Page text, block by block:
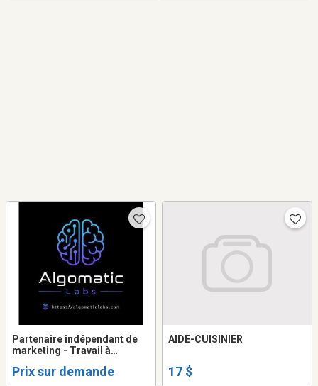
Partenaire indépendant de
marketing - Travail à
Prix sur demande
AIDE-CUISINIER
17 $